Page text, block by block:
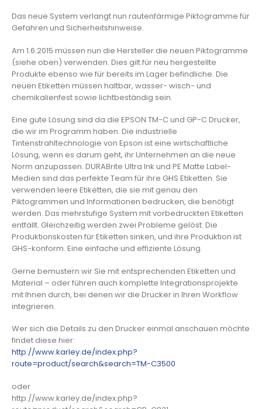
Das neue System verlangt nun rautenfärmige Piktogramme für
Gefahren und Sicherheitshinweise.
Am 1.6.2015 müssen nun die Hersteller die neuen Piktogramme
(siehe oben) verwenden. Dies gilt für neu hergestellte
Produkte ebenso wie für bereits im Lager befindliche. Die
neuen Etiketten müssen haltbar, wasser- wisch- und
chemikalienfest sowie lichtbeständig sein.
Eine gute Lösung sind da die EPSON TM-C und GP-C Drucker,
die wir im Programm haben. Die industrielle
Tintenstrahltechnologie von Epson ist eine wirtschaftliche
Lösung, wenn es darum geht, ihr Unternehmen an die neue
Norm anzupassen. DURABrite Ultra Ink und PE Matte Label-
Medien sind das perfekte Team für ihre GHS Etiketten. Sie
verwenden leere Etiketten, die sie mit genau den
Piktogrammen und Informationen bedrucken, die benötigt
werden. Das mehrstufige System mit vorbedruckten Etiketten
entfällt. Gleichzeitig werden zwei Probleme gelöst: Die
Produktionskosten für Etiketten sinken, und ihre Produktion ist
GHS-konform. Eine einfache und effiziente Lösung.
Gerne bemustern wir Sie mit entsprechenden Etiketten und
Material – oder führen auch komplette Integrationsprojekte
mit Ihnen durch, bei denen wir die Drucker in Ihren Workflow
integrieren.
Wer sich die Details zu den Drucker einmal anschauen möchte
findet diese hier:
http://www.karley.de/index.php?
route=product/search&search=TM-C3500
oder
http://www.karley.de/index.php?